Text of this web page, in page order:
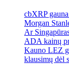
cbXRP
Morgan
Ar
ADA kainų
Kauno LEZ
klausimų dėl